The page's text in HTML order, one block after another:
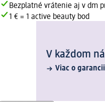
Bezplatné vrátenie aj v dm
1 € = 1 active beauty bod
V každom
Viac o